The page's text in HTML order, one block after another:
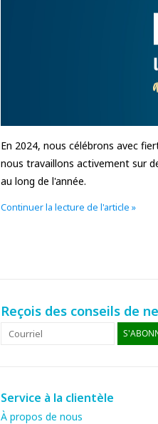
En 2024, nous célébrons avec
nous travaillons activement sur
au long de l'année.
Continuer la lecture de l'article »
Reçois des conseils de
Service à la clientèle
À propos de nous